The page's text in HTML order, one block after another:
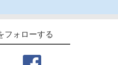
フォローする